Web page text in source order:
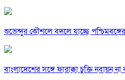
শুভেন্দুর কৌশলে বদলে যাচ্ছে
বাংলাদেশের সঙ্গে ফারাক্কা চুক্তি নবায়ন